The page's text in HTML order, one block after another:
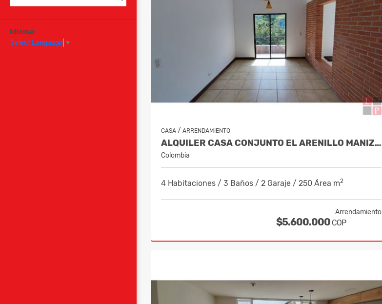
Idioma:
Select Language ▼
CASA / ARRENDAMIENTO
ALQUILER CASA CONJUNTO EL ARENILLO MANIZALES. COD 9956731
Colombia
4 Habitaciones / 3 Baños / 2 Garaje / 250 Área m2
Arrendamiento
$5.600.000 COP